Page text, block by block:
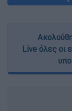
Live όλες οι